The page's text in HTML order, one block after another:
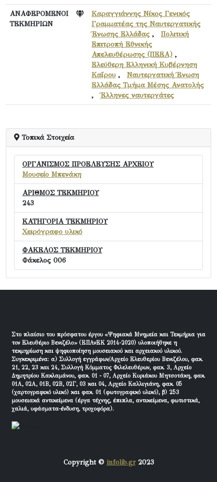
ΑΝΑΦΕΡΟΜΕΝΟΙ
ΤΕΚΜΗΡΙΩΝ
Καραγγιάννης Νίκος Γενικός
Γραμματέας της Ναυτεργατικής
Ένωσης Ελλάδας , Πολιτική
Επιτροπή Εθνικής
Απελευθέρωσης (ΠΕΕΑ) ,
Ελεύθερη Ελληνική Κυβέρνηση
Καΐρου , Ναυτεργατική Ένωση
Ελλάδας Τμήμα Μέσης Ανατολής
,Έλληνες ναυτεργάτες
Τοπικά Στοιχεία
ΟΡΓΑΝΙΣΜΟΣ ΠΡΟΕΛΕΥΣΗΣ ΑΡΧΕΙΟΥ
Μουσείο Μπενάκη
ΑΡΙΘΜΟΣ ΤΕΚΜΗΡΙΟΥ
243
ΚΑΤΗΓΟΡΙΑ ΤΕΚΜΗΡΙΟΥ
Χειρόγραφο υλικό
ΦΑΚΕΛΟΣ ΤΕΚΜΗΡΙΟΥ
Φάκελος 006
Στο πλαίσιο του πρόσφατου έργου «Ψηφιακά Μνημεία και Τεκμήρια για
τον Ελευθέριο Βενιζέλο» (ΕΠΑνΕΚ 2014-2020) υλοποιήθηκε η
τεκμηρίωση και ψηφιοποίηση μουσειακού και αρχειακού υλικού.
Συγκεκριμένα: α) Συλλογή εγγράφων/Αρχείο Ελευθερίου Βενιζέλου, φακ.
21, 22, 23 και 24, Συλλογή Κόμματος Φιλελευθέρων, φακ. 3, Αρχείο
Δημητρίου Κακλαμάνου, φακ. 01 - 07, Αρχείο Κυριάκου Μητσοτάκη, φακ.
01Α, 02Α, 01Β, 02Β, 02Γ, 03 και 04, Αρχείο Καλλιγιάνη, φακ. 05
(χαρτογραφικό υλικό) και φακ. 01 (φωτογραφικό υλικό), β) 253
μουσειακά αντικείμενα (έργα τέχνης, έπιπλα, αντικείμενα, φωτιστικά,
χαλιά, υφάσματα-ένδυση, τροχοφόρα).
Copyright © infolib.gr2023